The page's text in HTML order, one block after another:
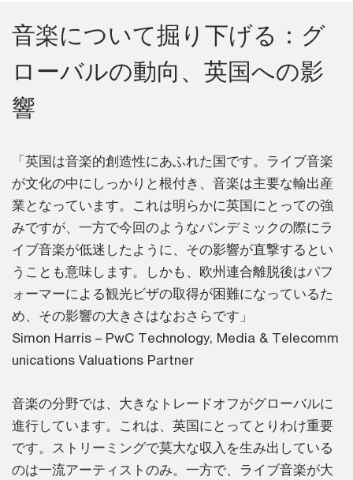
音楽について掘り下げる：グ
ローバルの動向、英国への影
響
「英国は音楽的創造性にあふれた国です。ライブ音楽
が文化の中にしっかりと根付き、音楽は主要な輸出産
業となっています。これは明らかに英国にとっての強
みですが、一方で今回のようなパンデミックの際にラ
イブ音楽が低迷したように、その影響が直撃するとい
うことも意味します。しかも、欧州連合離脱後はパフ
ォーマーによる観光ビザの取得が困難になっているた
め、その影響の大きさはなおさらです」
Simon Harris – PwC Technology, Media & Telecomm
unications Valuations Partner
音楽の分野では、大きなトレードオフがグローバルに
進行しています。これは、英国にとってとりわけ重要
です。ストリーミングで莫大な収入を生み出している
のは一流アーティストのみ。一方で、ライブ音楽が大